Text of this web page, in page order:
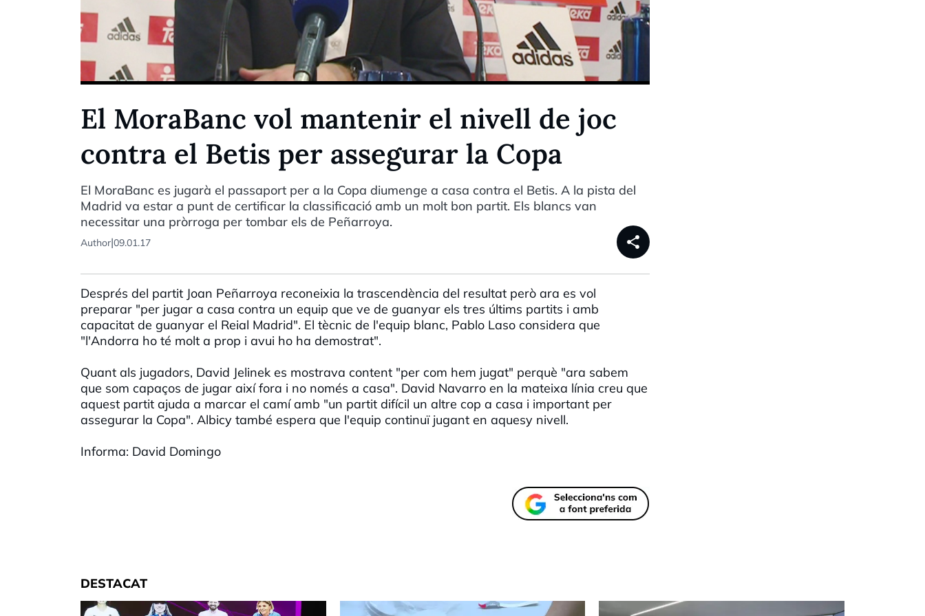
El MoraBanc vol mantenir el nivell de joc
contra el Betis per assegurar la Copa
El MoraBanc es jugarà el passaport per a la Copa diumenge a casa contra el Betis. A la pista del
Madrid va estar a punt de certificar la classificació amb un molt bon partit. Els blancs van
necessitar una pròrroga per tombar els de Peñarroya.
Author|09.01.17 share
Després del partit Joan Peñarroya reconeixia la trascendència del resultat però ara es vol
preparar "per jugar a casa contra un equip que ve de guanyar els tres últims partits i amb
capacitat de guanyar el Reial Madrid". El tècnic de l'equip blanc, Pablo Laso considera que
"l'Andorra ho té molt a prop i avui ho ha demostrat".
Quant als jugadors, David Jelinek es mostrava content "per com hem jugat" perquè "ara sabem
que som capaços de jugar així fora i no només a casa". David Navarro en la mateixa línia creu que
aquest partit ajuda a marcar el camí amb "un partit difícil un altre cop a casa i important per
assegurar la Copa". Albicy també espera que l'equip continuï jugant en aquesy nivell.
Informa: David Domingo
DESTACAT